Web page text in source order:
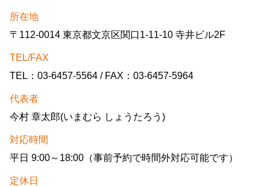
所在地
〒112-0014 東京都文京区関口1-11-10 寺井ビル2F
TEL/FAX
TEL：03-6457-5564 / FAX：03-6457-5964
代表者
今村 章太郎(いまむら しょうたろう)
対応時間
平日 9:00～18:00（事前予約で時間外対応可能です）
定休日